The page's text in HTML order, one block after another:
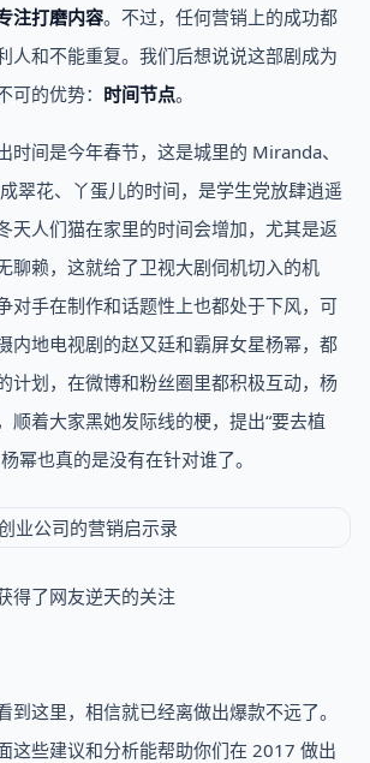
注打磨内容。不过，任何营销上的成功都
人和不能重复。我们后想说说这部剧成为
的优势： 时间节点。
时间是今年春节，这是城里的 Miranda、
翠花、丫蛋儿的时间，是学生党放肆逍遥
天人们猫在家里的时间会增加，尤其是返
聊赖，这就给了卫视大剧伺机切入的机
对手在制作和话题性上也都处于下风，可
内地电视剧的赵又廷和霸屏女星杨幂，都
计划，在微博和粉丝圈里都积极互动，杨
顺着大家黑她发际线的梗，提出“要去植
幂也真的是没有在针对谁了。
得了网友逆天的关注
到这里，相信就已经离做出爆款不远了。
这些建议和分析能帮助你们在 2017 做出